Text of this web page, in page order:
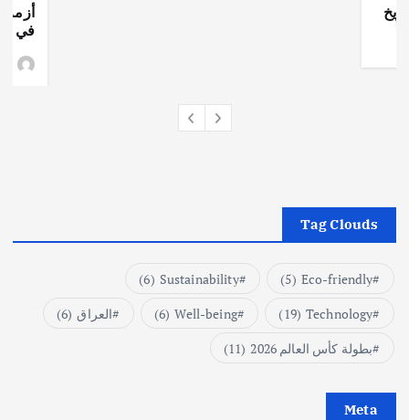
أزمة
في
Tag Clouds
Eco-friendly
(5)
Sustainability
(6)
Technology
(19)
Well-being
(6) العراق (6)
بطولة كأس العالم 2026
(11)
Meta